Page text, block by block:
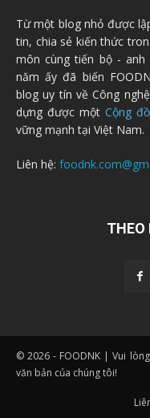
Từ một blog nhỏ được
tin, chia sẻ kiến thức
môn cùng tiến bộ -
năm ấy đã biến
blog uy tín về Công
dựng được một Cộng
vững mạnh tại Việt Nam.
Liên hệ:
THEO
© 2026 - FOODNK | Vui
văn bản của chúng tôi!